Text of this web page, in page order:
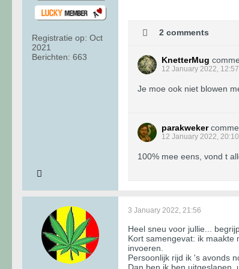
Registratie op: Oct
2021
Berichten: 663
2 comments
KnetterMug
12 January 2022, 12:57
Je moe ook niet blowen
parakweker
12 January 2022, 20:10
100% mee eens, vond t
3 January 2022, 21:56
Heel sneu voor jullie...
Kort samengevat: ik maakte
invoeren.
Persoonlijk rijd ik 's avonds